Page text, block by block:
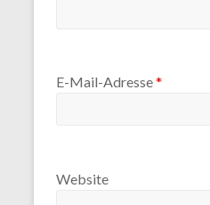
E-Mail-Adresse*
Website